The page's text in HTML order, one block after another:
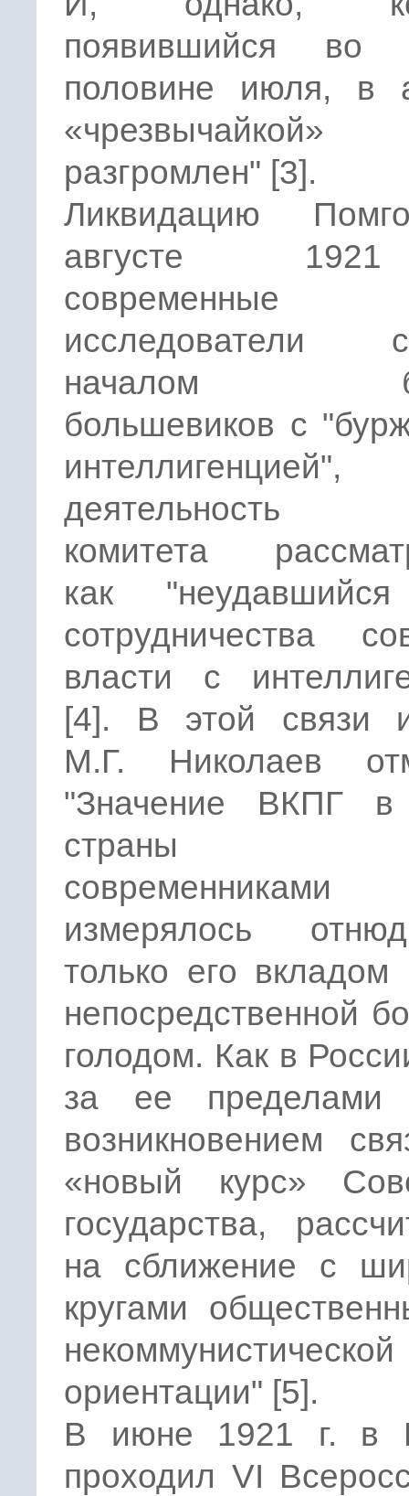
появившийся во
половине июля, в
разгромлен" [3].
Ликвидацию
августе
современные
исследователи
началом
большевиков с
деятельность
комитета
как
сотрудничества
власти с
[4]. В этой связи
М.Г. Николаев
"Значение ВКПГ в
страны
современниками
измерялось
только его
непосредственной
голодом. Как в
за ее
возникновением
«новый курс»
государства,
на сближение с
кругами
некоммунистической
ориентации" [5].
В июне 1921 г. в
проходил VI